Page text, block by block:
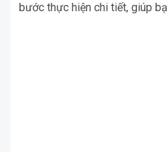
bước thực hiện chi tiết, giúp